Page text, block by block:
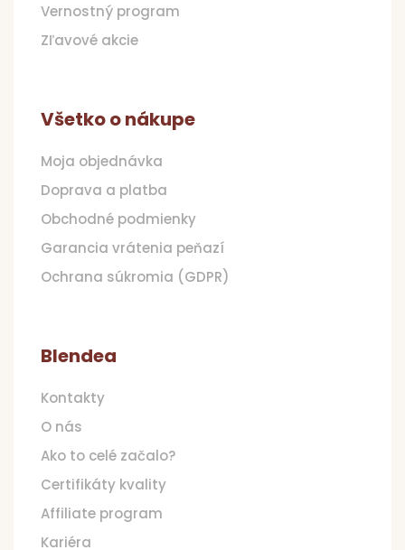
Vernostný program
Zľavové akcie
Všetko o nákupe
Moja objednávka
Doprava a platba
Obchodné podmienky
Garancia vrátenia peňazí
Ochrana súkromia (GDPR)
Blendea
Kontakty
O nás
Ako to celé začalo?
Certifikáty kvality
Affiliate program
Kariéra